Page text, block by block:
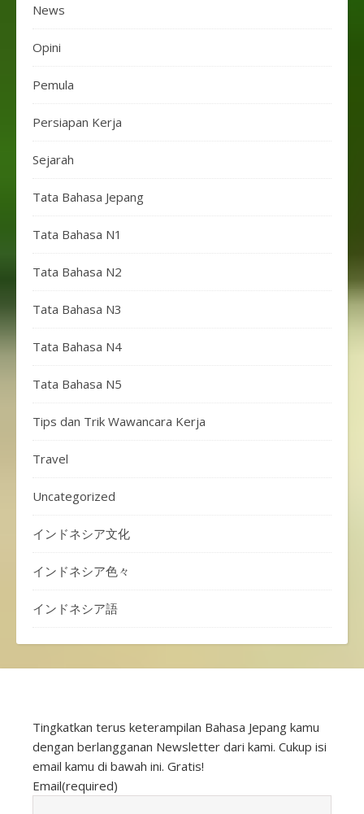
News
Opini
Pemula
Persiapan Kerja
Sejarah
Tata Bahasa Jepang
Tata Bahasa N1
Tata Bahasa N2
Tata Bahasa N3
Tata Bahasa N4
Tata Bahasa N5
Tips dan Trik Wawancara Kerja
Travel
Uncategorized
インドネシア文化
インドネシア色々
インドネシア語
Tingkatkan terus keterampilan Bahasa Jepang kamu
dengan berlangganan Newsletter dari kami. Cukup isi
email kamu di bawah ini. Gratis!
Email(required)